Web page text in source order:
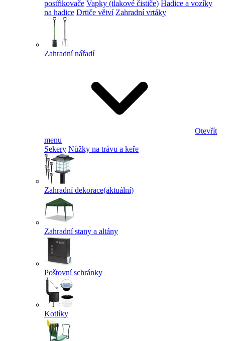
postřikovače Vapky (tlakové čističe) Hadice a vozíky
na hadice Drtiče větví Zahradní vrtáky
Zahradní nářadí
Otevřít
menu
Sekery Nůžky na trávu a keře
Zahradní dekorace(aktuální)
Zahradní stany a altány
Poštovní schránky
Kotlíky